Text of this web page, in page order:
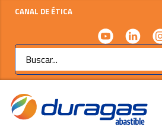
CANAL DE ÉTICA